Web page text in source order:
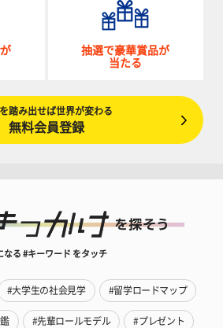
抽選で豪華賞品が
当たる
踏み出せば世界が変わる
無料会員登録
なる #キーワード をタッチ
#大学生の社会見学 #留学ロードマップ
#先輩ロールモデル #プレゼント